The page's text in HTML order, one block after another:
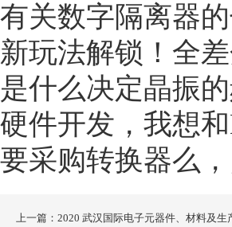
有关数字隔离器
新玩法解锁！全
是什么决定晶振
硬件开发，我想
要采购转换器么
上一篇：2020 武汉国际电子元器件、材料及